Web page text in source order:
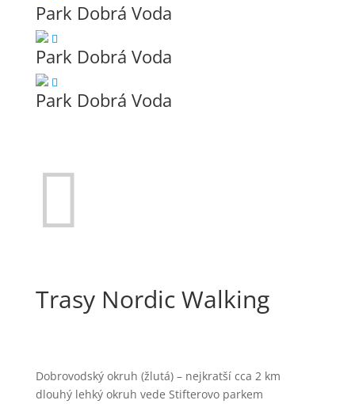
Park Dobrá Voda
Park Dobrá Voda
Park Dobrá Voda

Trasy Nordic Walking
Dobrovodský okruh (žlutá) – nejkratší cca 2 km
dlouhý lehký okruh vede Stifterovo parkem